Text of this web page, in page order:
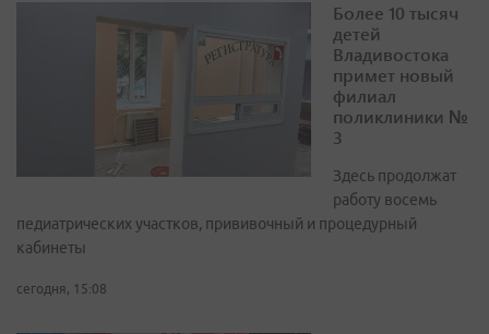
Более 10 тысяч
детей
Владивостока
примет новый
филиал
поликлиники №
3
Здесь продолжат
работу восемь
педиатрических участков, прививочный и процедурный
кабинеты
сегодня, 15:08